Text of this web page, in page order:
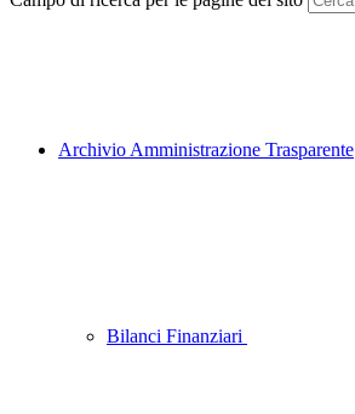
Archivio Amministrazione Trasparente
Bilanci Finanziari